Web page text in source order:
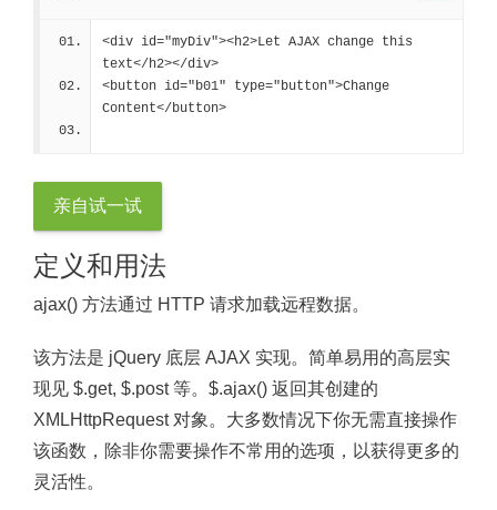
<div id="myDiv"><h2>Let AJAX change this
text</h2></div>
<button id="b01" type="button">Change
Content</button>
亲自试一试
定义和用法
ajax() 方法通过 HTTP 请求加载远程数据。
该方法是 jQuery 底层 AJAX 实现。简单易用的高层实
现见 $.get, $.post 等。$.ajax() 返回其创建的
XMLHttpRequest 对象。大多数情况下你无需直接操作
该函数，除非你需要操作不常用的选项，以获得更多的
灵活性。